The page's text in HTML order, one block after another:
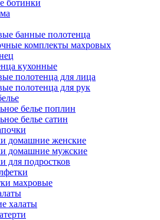
ботинки
банные полотенца
комплекты махровых
кухонные
полотенца для лица
полотенца для рук
белье поплин
белье сатин
домашние женские
домашние мужские
для подростков
махровые
халаты